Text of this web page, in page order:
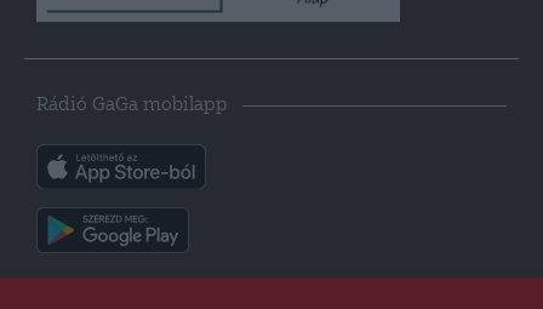
Rádió GaGa mobilapp